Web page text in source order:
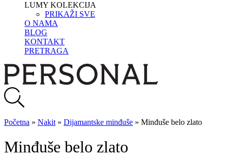
LUMY KOLEKCIJA
PRIKAŽI SVE
O NAMA
BLOG
KONTAKT
PRETRAGA
Početna » Nakit » Dijamantske minđuše » Minđuše belo zlato
Minđuše belo zlato